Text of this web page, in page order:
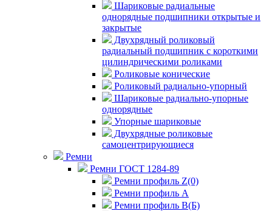
Шариковые радиальные
однорядные подшипники открытые и
закрытые
Двухрядный роликовый
радиальный подшипник с короткими
цилиндрическими роликами
Роликовые конические
Роликовый радиально-упорный
Шариковые радиально-упорные
однорядные
Упорные шариковые
Двухрядные роликовые
самоцентрирующиеся
Ремни
Ремни ГОСТ 1284-89
Ремни профиль Z(0)
Ремни профиль А
Ремни профиль В(Б)